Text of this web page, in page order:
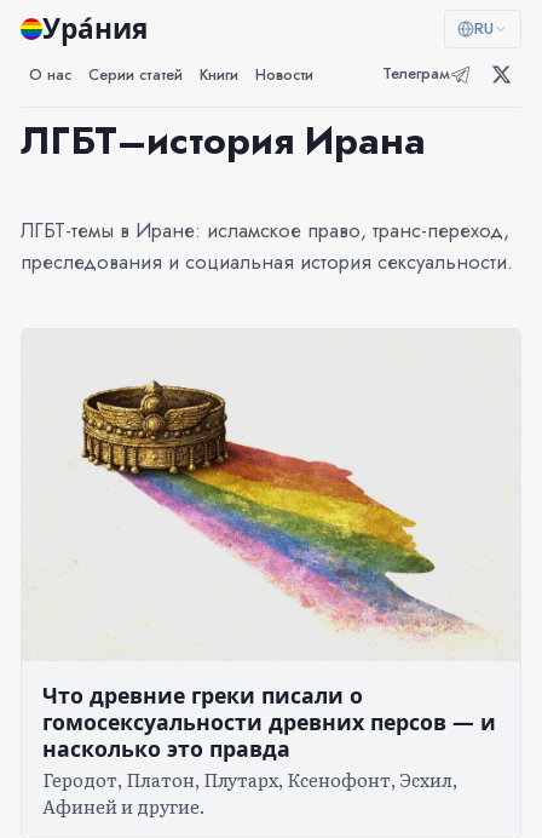
Ура́ния RU
О нас Серии статей Книги Новости Телеграм
ЛГБТ–история Ирана
ЛГБТ-темы в Иране: исламское право, транс-переход,
преследования и социальная история сексуальности.
Что древние греки писали о
гомосексуальности древних персов — и
насколько это правда
Геродот, Платон, Плутарх, Ксенофонт, Эсхил,
Афиней и другие.